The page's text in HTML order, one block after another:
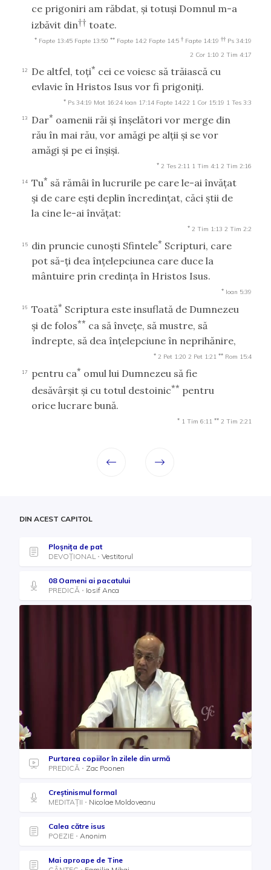
ce prigoniri am răbdat, şi totuşi Domnul m-a
izbăvit din†† toate.
* Fapte 13:45 Fapte 13:50 ** Fapte 14:2 Fapte 14:5 † Fapte 14:19 †† Ps 34:19
2 Cor 1:10 2 Tim 4:17
12 De altfel, toţi* cei ce voiesc să trăiască cu
evlavie în Hristos Isus vor fi prigoniţi.
* Ps 34:19 Mat 16:24 Ioan 17:14 Fapte 14:22 1 Cor 15:19 1 Tes 3:3
13 Dar* oamenii răi şi înşelători vor merge din
rău în mai rău, vor amăgi pe alţii şi se vor
amăgi şi pe ei înşişi.
* 2 Tes 2:11 1 Tim 4:1 2 Tim 2:16
14 Tu* să rămâi în lucrurile pe care le-ai învăţat
şi de care eşti deplin încredinţat, căci ştii de
la cine le-ai învăţat:
* 2 Tim 1:13 2 Tim 2:2
15 din pruncie cunoşti Sfintele* Scripturi, care
pot să-ţi dea înţelepciunea care duce la
mântuire prin credinţa în Hristos Isus.
* Ioan 5:39
16 Toată* Scriptura este insuflată de Dumnezeu
şi de folos** ca să înveţe, să mustre, să
îndrepte, să dea înţelepciune în neprihănire,
* 2 Pet 1:20 2 Pet 1:21 ** Rom 15:4
17 pentru ca* omul lui Dumnezeu să fie
desăvârşit şi cu totul destoinic** pentru
orice lucrare bună.
* 1 Tim 6:11 ** 2 Tim 2:21
DIN ACEST CAPITOL
Ploșnița de pat
DEVOȚIONAL
Vestitorul
08 Oameni ai pacatului
PREDICĂ
Iosif Anca
Purtarea copiilor în zilele din urmă
PREDICĂ
Zac Poonen
Creștinismul formal
MEDITAȚII
Nicolae Moldoveanu
Calea către isus
POEZIE
Anonim
Mai aproape de Tine